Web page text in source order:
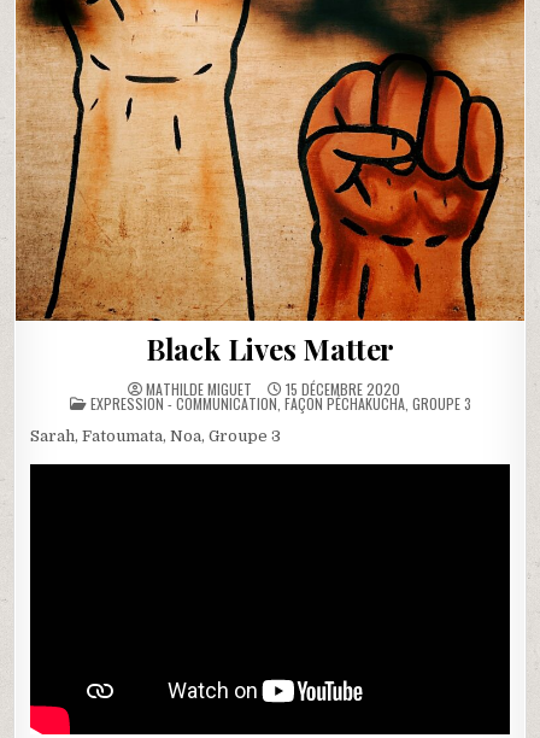
Black Lives Matter
MATHILDE MIGUET 15 DÉCEMBRE 2020
POSTED
IN
EXPRESSION - COMMUNICATION, FAÇON PÉCHAKUCHA, GROUPE 3
Sarah, Fatoumata, Noa, Groupe 3